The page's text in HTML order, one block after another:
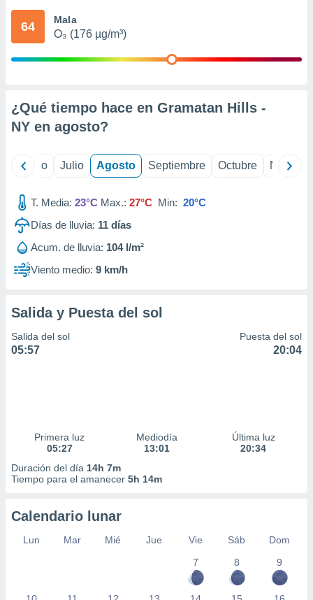
mediante
publicidad
1199
64 Mala
O₃ (176 µg/m³)
¿Qué tiempo hace en Gramatan Hills -
NY en agosto?
Junio Julio Agosto Septiembre Octubre
T. Media: 23°C Max.: 27°C Min: 20°C
Días de lluvia: 11 días
Acum. de lluvia: 104 l/m²
Viento medio: 9 km/h
Salida y Puesta del sol
Salida del sol
05:57
Puesta del sol
20:04
Primera luz
05:27
Mediodía
13:01
Última luz
20:34
Duración del día 14h 7m
Tiempo para el amanecer 5h 14m
Calendario lunar
Lun Mar Mié Jue Vie Sáb
Dom
7
8 9